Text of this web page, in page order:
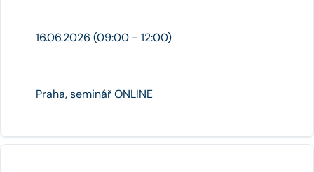
16.06.2026 (09:00 - 12:00)
Praha, seminář ONLINE